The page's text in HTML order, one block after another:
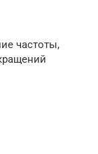
частоты,